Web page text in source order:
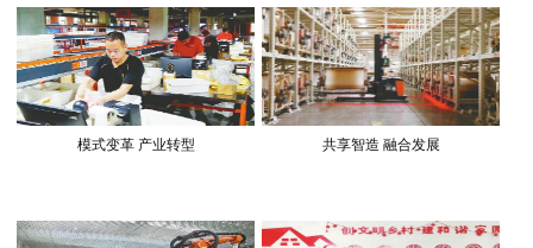
模式变革 产业转型 共享智造 融合发展